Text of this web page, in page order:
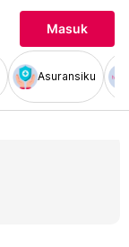
Masuk
Asuransiku